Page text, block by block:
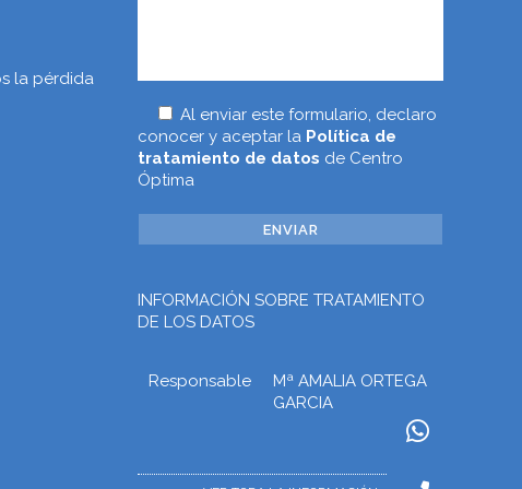
la pérdida
Al enviar este formulario, declaro
conocer y aceptar la Política de
tratamiento de datos de Centro
Óptima
INFORMACIÓN SOBRE TRATAMIENTO
DE LOS DATOS
Responsable
Mª AMALIA ORTEGA
GARCIA